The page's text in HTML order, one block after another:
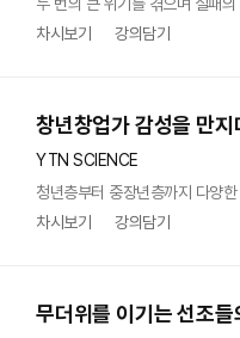
차시보기
강의담기
창년창업가 감성을 만
YTN SCIENCE
청년층부터 중장년층까지 다양
차시보기
강의담기
무더위를 이기는 선조들